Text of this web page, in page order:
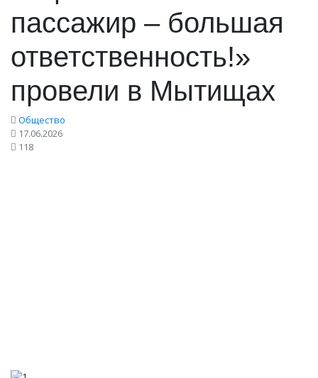
пассажир – большая
ответственность!»
провели в Мытищах
Общество
17.06.2026
118